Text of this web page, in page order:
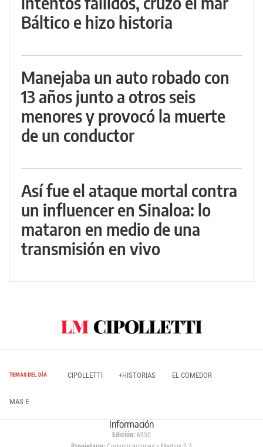
Báltico e hizo historia
Manejaba un auto robado con
13 años junto a otros seis
menores y provocó la muerte
de un conductor
Así fue el ataque mortal contra
un influencer en Sinaloa: lo
mataron en medio de una
transmisión en vivo
TEMAS DEL DÍA CIPOLLETTI +HISTORIAS EL COMEDOR
MAS E
Información
Edición: 6950